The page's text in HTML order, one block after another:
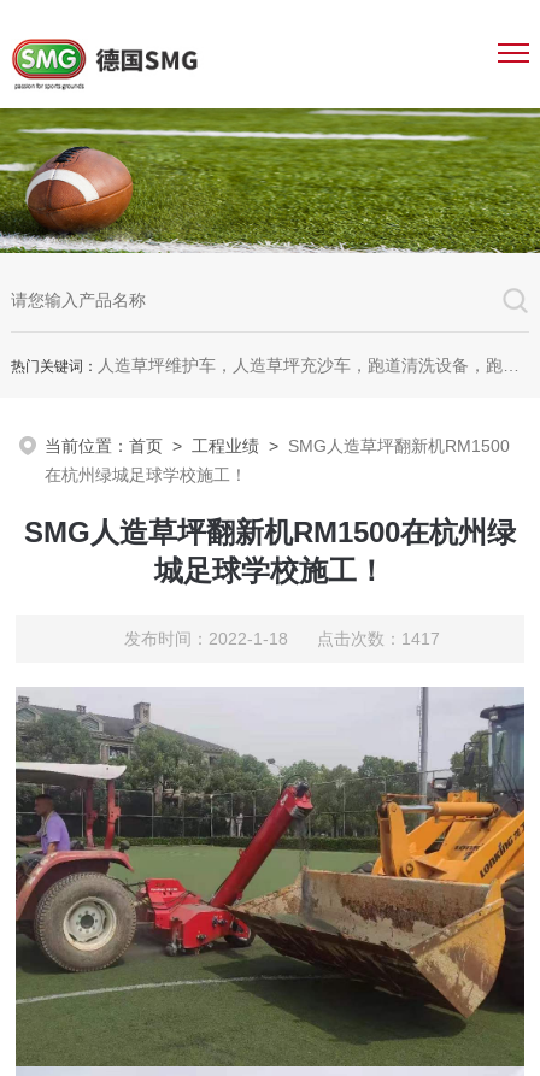
热门关键词： 人造草坪维护车，人造草坪充沙车，跑道清洗设备，跑道摊铺机，冲击吸收垂直变形测试仪
当前位置：首页 > 工程业绩 > SMG人造草坪翻新机RM1500
在杭州绿城足球学校施工！
SMG人造草坪翻新机RM1500在杭州绿
城足球学校施工！
发布时间：2022-1-18 点击次数：1417